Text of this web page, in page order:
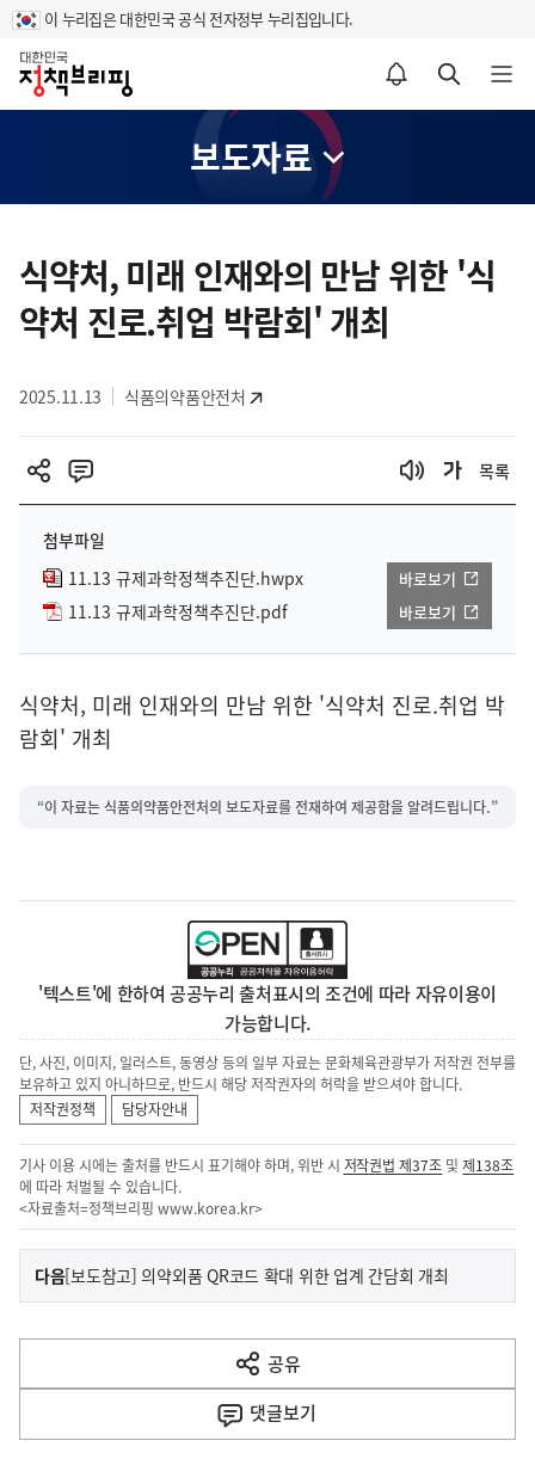
이 누리집은 대한민국 공식 전자정부 누리집입니다.
홈
알림설정 바로가기 검색 바로가기 메뉴 열기
보도자료
츠
영
식약처, 미래 인재와의 만남 위한 '식
약처 진로.취업 박람회' 개최
2025.11.13 식품의약품안전처
목록
첨부파일
11.13 규제과학정책추진단.hwpx
바로보기
11.13 규제과학정책추진단.pdf 바로보기
식약처, 미래 인재와의 만남 위한 '식약처 진로.취업 박
람회' 개최
“이 자료는 식품의약품안전처의 보도자료를 전재하여 제공함을 알려드립니다.”
'텍스트'에 한하여 공공누리 출처표시의 조건에 따라 자유이용이
가능합니다.
단, 사진, 이미지, 일러스트, 동영상 등의 일부 자료는 문화체육관광부가 저작권 전부를
보유하고 있지 아니하므로, 반드시 해당 저작권자의 허락을 받으셔야 합니다.
저작권정책
담당자안내
기사 이용 시에는 출처를 반드시 표기해야 하며, 위반 시 저작권법 제37조 및제138조
에 따라 처벌될 수 있습니다.
<자료출처=정책브리핑 www.korea.kr>
이
전
다
음
다음기
사
[보도참고] 의약외품 QR코드 확대 위한 업계 간담회 개최
공유
열
기
댓글보기